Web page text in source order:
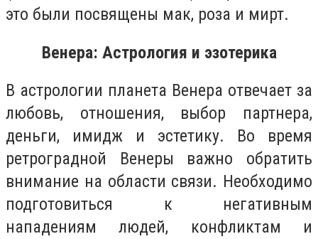
это были посвящены мак, роза и мирт.
Венера: Астрология и эзотерика
В астрологии планета Венера отвечает за
любовь, отношения, выбор партнера,
деньги, имидж и эстетику. Во время
ретроградной Венеры важно обратить
внимание на области связи. Необходимо
подготовиться к негативным
нападениям людей, конфликтам и